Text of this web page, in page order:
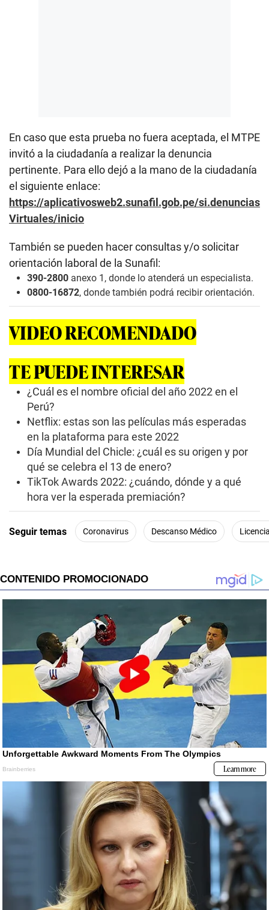
En caso que esta prueba no fuera aceptada, el MTPE
invitó a la ciudadanía a realizar la denuncia
pertinente. Para ello dejó a la mano de la ciudadanía
el siguiente enlace:
https://aplicativosweb2.sunafil.gob.pe/si.denuncias
Virtuales/inicio
También se pueden hacer consultas y/o solicitar
orientación laboral de la Sunafil:
390-2800 anexo 1, donde lo atenderá un especialista.
0800-16872, donde también podrá recibir orientación.
VIDEO RECOMENDADO
TE PUEDE INTERESAR
¿Cuál es el nombre oficial del año 2022 en el
Perú?
Netflix: estas son las películas más esperadas
en la plataforma para este 2022
Día Mundial del Chicle: ¿cuál es su origen y por
qué se celebra el 13 de enero?
TikTok Awards 2022: ¿cuándo, dónde y a qué
hora ver la esperada premiación?
Seguir temas Coronavirus Descanso Médico